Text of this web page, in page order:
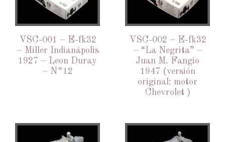
VSC-001 – E-fk32
– Miller Indianápolis
1927 – Leon Duray
– N°12
VSC-002 – E-fk32
– “La Negrita” –
Juan M. Fangio
1947 (versión
original: motor
Chevrolet )